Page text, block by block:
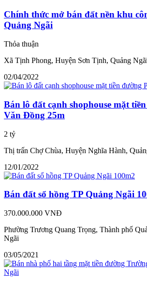
Chính thức mở bán đất nền khu
Quảng Ngãi
Thỏa thuận
Xã Tịnh Phong, Huyện Sơn Tịnh, Quảng Ngãi
02/04/2022
Bán lô đất cạnh shophouse mặt
Văn Đồng 25m
2 tỷ
Thị trấn Chợ Chùa, Huyện Nghĩa Hành,
12/01/2022
Bán đất sổ hồng TP Quảng Ngãi
370.000.000 VNĐ
Phường Trương Quang Trọng, Thành phố
Ngãi
03/05/2021